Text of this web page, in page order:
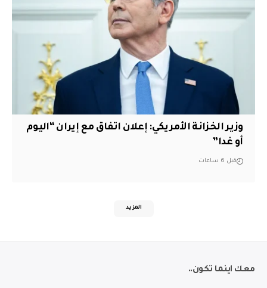
وزير الخزانة الأمريكي: إعلان اتفاق مع إيران “اليوم
أو غدا”
قبل 6 ساعات
المزيد
معك اينما تكون..